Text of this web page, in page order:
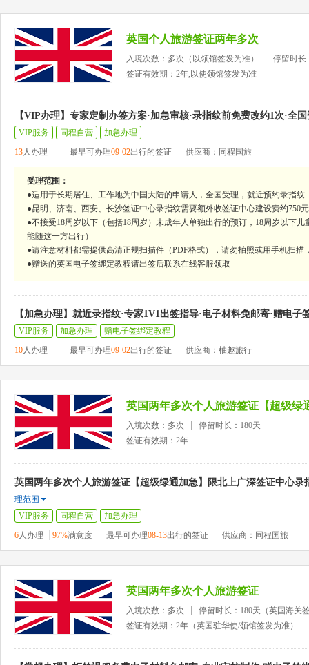
英国个人旅游签证两年多次
入境次数：多次（以领馆签发为准）
停留时长
签证有效期：2年,以使领馆签发为准
【VIP办理】专家定制办签方案·加急审核·录指纹前免费改约1次·全
VIP服务 同程自营
加急办理
13人办理 最早可办理09-02出行的签证 供应商：同程国旅
受理范围：
●适用于长期居住、工作地为中国大陆的申请人，全国受理，就近预约录指纹
●昆明、济南、西安、长沙签证中心录指纹需要额外收签证中心建设费约750
●不接受18周岁以下（包括18周岁）未成年人单独出行的预订，18周岁以下
能随这一方出行）
●请注意材料都需提供高清正规扫描件（PDF格式），请勿拍照或用手机扫
●赠送的英国电子签绑定教程请出签后联系在线客服领取
【加急办理】就近录指纹·专家1V1出签指导·电子材料免邮寄·赠电子
VIP服务 加急办理
赠电子签绑定教程
10人办理 最早可办理09-02出行的签证 供应商：柚趣旅行
入境次数：多次
停留时长：180天
签证有效期：2年
英国两年多次个人旅游签证【超级绿通加急】限北上广深签证中心
理范围
VIP服务
同程自营
加急办理
6人办理 97%满意度 最早可办理08-13出行的签证 供应商：同程国旅
英国两年多次个人旅游签证
入境次数：多次
停留时长：180天（英国海关
签证有效期：2年（英国驻华使/领馆签发为准）